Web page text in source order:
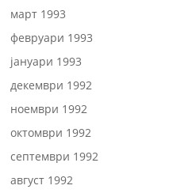
март 1993
февруари 1993
јануари 1993
декември 1992
ноември 1992
октомври 1992
септември 1992
август 1992